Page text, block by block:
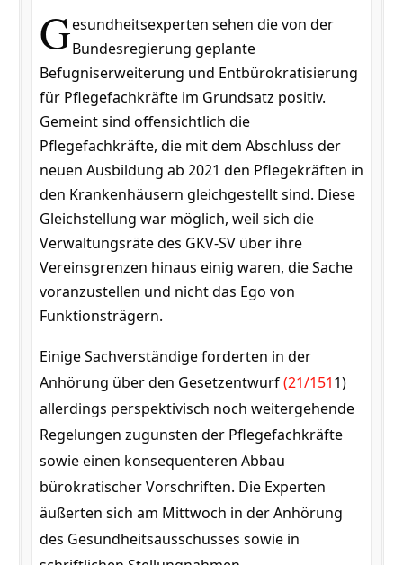
Gesundheitsexperten sehen die von der
Bundesregierung geplante
Befugniserweiterung und Entbürokratisierung
für Pflegefachkräfte im Grundsatz positiv.
Gemeint sind offensichtlich die
Pflegefachkräfte, die mit dem Abschluss der
neuen Ausbildung ab 2021 den Pflegekräften in
den Krankenhäusern gleichgestellt sind. Diese
Gleichstellung war möglich, weil sich die
Verwaltungsräte des GKV-SV über ihre
Vereinsgrenzen hinaus einig waren, die Sache
voranzustellen und nicht das Ego von
Funktionsträgern.
Einige Sachverständige forderten in der
Anhörung über den Gesetzentwurf(21/1511)
allerdings perspektivisch noch weitergehende
Regelungen zugunsten der Pflegefachkräfte
sowie einen konsequenteren Abbau
bürokratischer Vorschriften. Die Experten
äußerten sich am Mittwoch in der Anhörung
des Gesundheitsausschusses sowie in